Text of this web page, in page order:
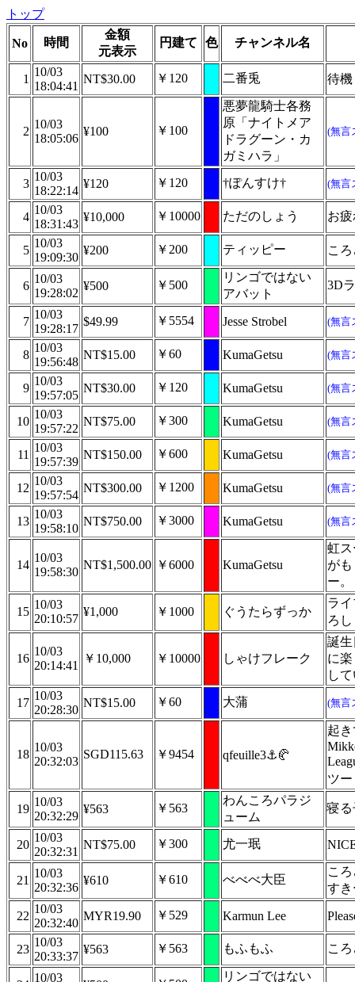
トップ
No 時間
金額
元表示
円建て 色 チャンネル名
1
10/03
18:04:41
NT$30.00 ￥120 二番兎 待機
2
10/03
18:05:06
¥100 ￥100
悪夢龍騎士各務
原「ナイトメア
ドラグーン・カ
ガミハラ」
(無言
3
10/03
18:22:14
¥120 ￥120 †ぽんすけ† (無言
4
10/03
18:31:43
¥10,000 ￥10000 ただのしょう お
5
10/03
19:09:30
¥200 ￥200 ティッピー こ
6
10/03
19:28:02
¥500 ￥500
リンゴではない
アバット
3D
7
10/03
19:28:17
$49.99 ￥5554 Jesse Strobel (無言
8
10/03
19:56:48
NT$15.00 ￥60 KumaGetsu (無言
9
10/03
19:57:05
NT$30.00 ￥120 KumaGetsu (無言
10
10/03
19:57:22
NT$75.00 ￥300 KumaGetsu (無言
11
10/03
19:57:39
NT$150.00 ￥600 KumaGetsu (無言
12
10/03
19:57:54
NT$300.00 ￥1200 KumaGetsu (無言
13
10/03
19:58:10
NT$750.00 ￥3000 KumaGetsu (無言
14
10/03
19:58:30
NT$1,500.00 ￥6000 KumaGetsu
虹
が
ー。
15
10/03
20:10:57
¥1,000 ￥1000 ぐうたらずっか
ラ
ろ
16
10/03
20:14:41
￥10,000 ￥10000 しゃけフレーク
誕
に
し
17
10/03
20:28:30
NT$15.00 ￥60 大蒲 (無言
18
10/03
20:32:03
SGD115.63 ￥9454 qfeuille3⚓🥐
起
ツ
19
10/03
20:32:29
¥563 ￥563
わんころパラジ
ューム
寝
20
10/03
20:32:31
NT$75.00 ￥300 尤一珉
21
10/03
20:32:36
¥610 ￥610 べべべ大臣
こ
す
22
10/03
20:32:40
MYR19.90 ￥529 Karmun Lee
23
10/03
20:33:37
¥563 ￥563 もふもふ こ
10/03
リンゴではない